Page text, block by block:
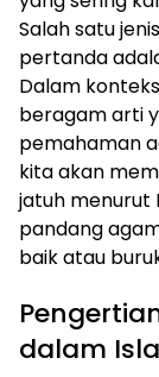
Salah satu
pertanda
Dalam
beragam arti
pemahaman
kita akan
jatuh menurut
pandang
baik atau
dalam